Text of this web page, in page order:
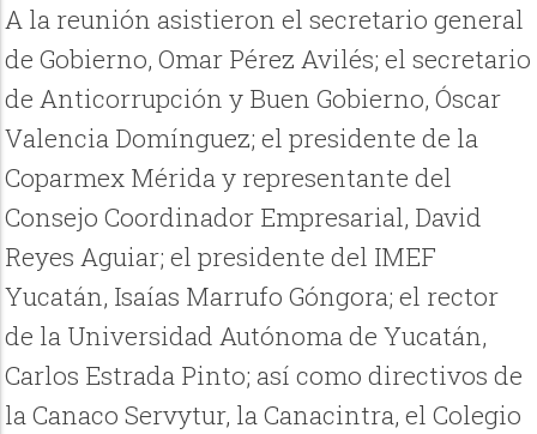
A la reunión asistieron el secretario general
de Gobierno, Omar Pérez Avilés; el secretario
de Anticorrupción y Buen Gobierno, Óscar
Valencia Domínguez; el presidente de la
Coparmex Mérida y representante del
Consejo Coordinador Empresarial, David
Reyes Aguiar; el presidente del IMEF
Yucatán, Isaías Marrufo Góngora; el rector
de la Universidad Autónoma de Yucatán,
Carlos Estrada Pinto; así como directivos de
la Canaco Servytur, la Canacintra, el Colegio